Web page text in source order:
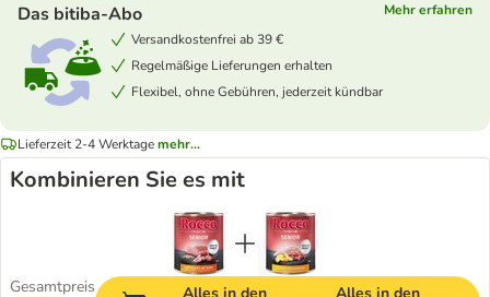
Das bitiba-Abo
Mehr erfahren
Versandkostenfrei ab 39 €
Regelmäßige Lieferungen erhalten
Flexibel, ohne Gebühren, jederzeit kündbar
Lieferzeit 2-4 Werktagemehr...
Kombinieren Sie es mit
Gesamtpreis